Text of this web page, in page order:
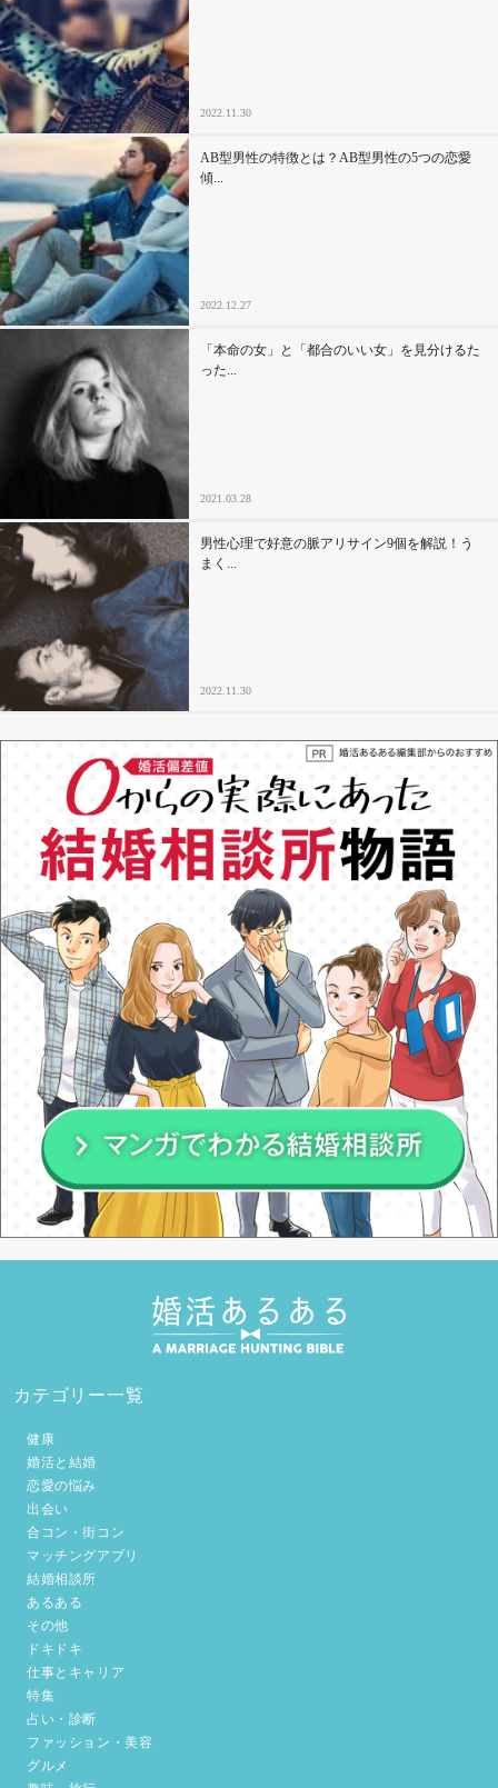
2022.11.30
AB型男性の特徴とは？AB型男性の5つの恋愛
傾...
2022.12.27
「本命の女」と「都合のいい女」を見分けるた
った...
2021.03.28
男性心理で好意の脈アリサイン9個を解説！う
まく...
2022.11.30
カテゴリー一覧
健康
婚活と結婚
恋愛の悩み
出会い
合コン・街コン
マッチングアプリ
結婚相談所
あるある
その他
ドキドキ
仕事とキャリア
特集
占い・診断
ファッション・美容
グルメ